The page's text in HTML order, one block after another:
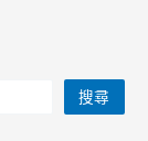
搜尋